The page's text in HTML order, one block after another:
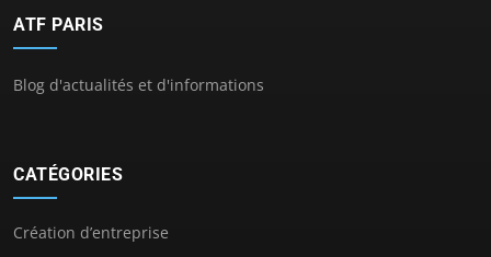
ATF PARIS
Blog d'actualités et d'informations
CATÉGORIES
Création d’entreprise